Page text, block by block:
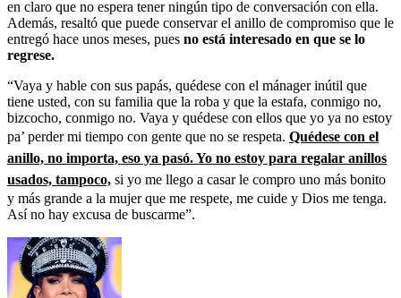
en claro que no espera tener ningún tipo de conversación con ella.
Además, resaltó que puede conservar el anillo de compromiso que le
entregó hace unos meses, pues no está interesado en que se lo
regrese.
“Vaya y hable con sus papás, quédese con el mánager inútil que
tiene usted, con su familia que la roba y que la estafa, conmigo no,
bizcocho, conmigo no. Vaya y quédese con ellos que yo ya no estoy
pa’ perder mi tiempo con gente que no se respeta. Quédese con el
anillo, no importa, eso ya pasó. Yo no estoy para regalar anillos
usados, tampoco, si yo me llego a casar le compro uno más bonito
y más grande a la mujer que me respete, me cuide y Dios me tenga.
Así no hay excusa de buscarme”.